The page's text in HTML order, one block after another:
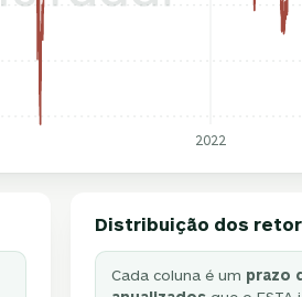
2022
Distribuição dos
Cada coluna é um prazo